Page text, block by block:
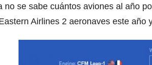
no se sabe cuántos aviones al año
Airlines 2 aeronaves este año